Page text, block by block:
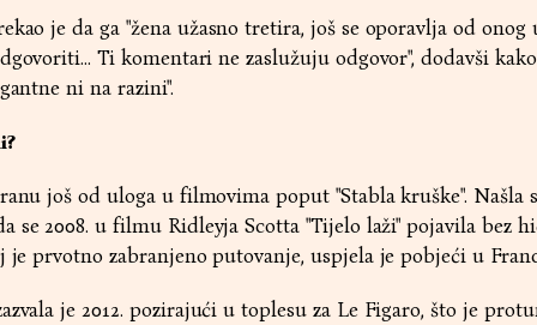
je da ga "žena užasno tretira, još se oporavlja od onog
Ti komentari ne zaslužuju odgovor", dodavši kako
ni na razini".
još od uloga u filmovima poput "Stabla kruške". Našla
se 2008. u filmu Ridleyja Scotta "Tijelo laži" pojavila bez
prvotno zabranjeno putovanje, uspjela je pobjeći u
je 2012. pozirajući u toplesu za Le Figaro, što je